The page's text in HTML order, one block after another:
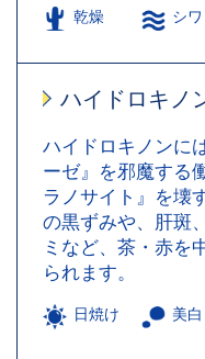
乾燥 シ
ハイドロキノ
ハイドロキノンに
ーゼ』を邪魔する
ラノサイト』を壊
の黒ずみや、肝斑
ミなど、茶・赤を
られます。
日焼け 美白